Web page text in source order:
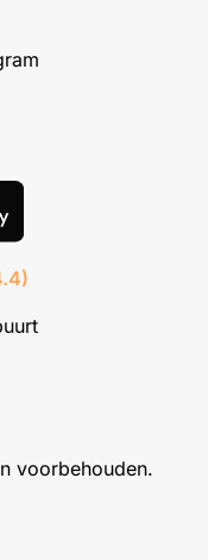
voorbehouden.